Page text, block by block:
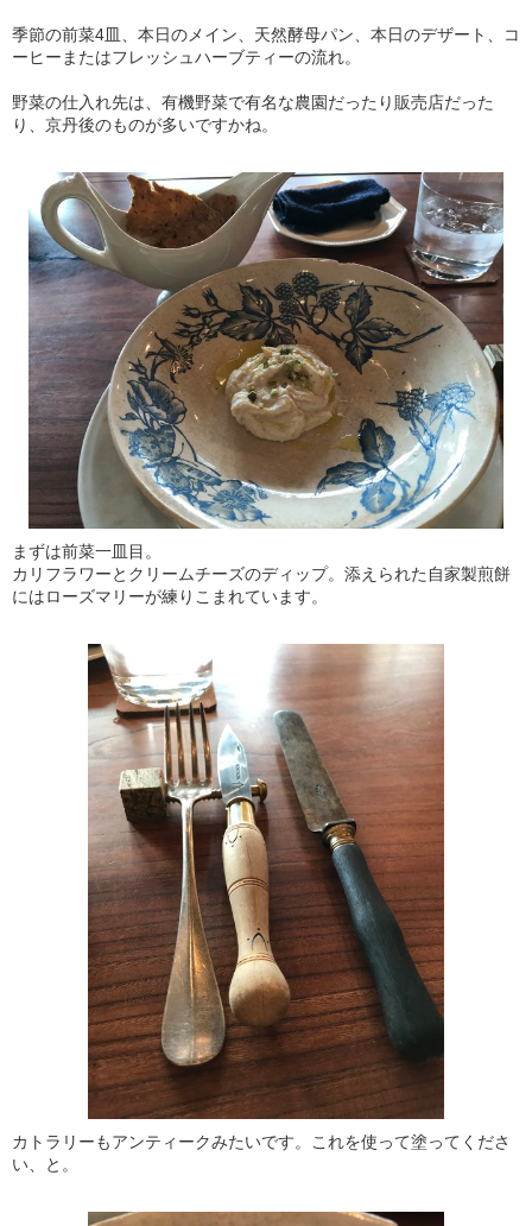
季節の前菜4皿、本日のメイン、天然酵母パン、本日のデザート、コ
ーヒーまたはフレッシュハーブティーの流れ。
野菜の仕入れ先は、有機野菜で有名な農園だったり販売店だった
り、京丹後のものが多いですかね。
まずは前菜一皿目。
カリフラワーとクリームチーズのディップ。添えられた自家製煎餅
にはローズマリーが練りこまれています。
カトラリーもアンティークみたいです。これを使って塗ってくださ
い、と。